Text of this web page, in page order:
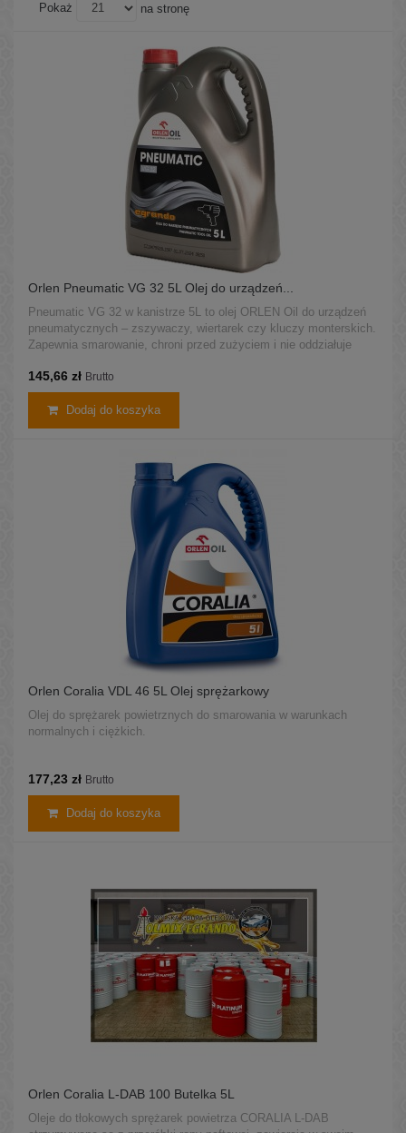
Pokaż na stronę
Orlen Pneumatic VG 32 5L Olej do urządzeń...
Pneumatic VG 32 w kanistrze 5L to olej ORLEN Oil do urządzeń
pneumatycznych – zszywaczy, wiertarek czy kluczy monterskich.
Zapewnia smarowanie, chroni przed zużyciem i nie oddziałuje
dystrybucji ORLEN – świeży i bezpiecznie przechowywany.
145,66 zł Brutto
Dodaj do koszyka
Orlen Coralia VDL 46 5L Olej sprężarkowy
Olej do sprężarek powietrznych do smarowania w warunkach
normalnych i ciężkich.
177,23 zł Brutto
Dodaj do koszyka
Orlen Coralia L-DAB 100 Butelka 5L
Oleje do tłokowych sprężarek powietrza CORALIA L-DAB